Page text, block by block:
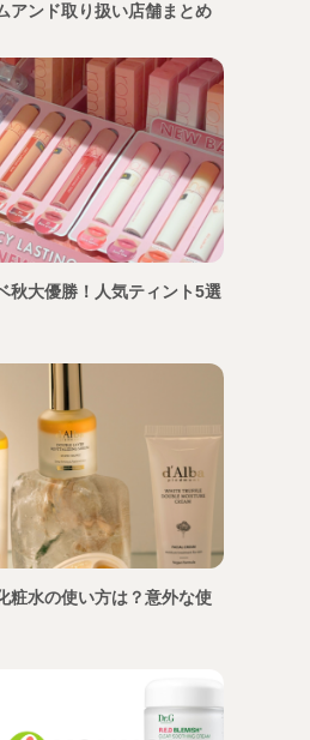
アンド取り扱い店舗まとめ
秋大優勝！人気ティント5選
粧水の使い方は？意外な使